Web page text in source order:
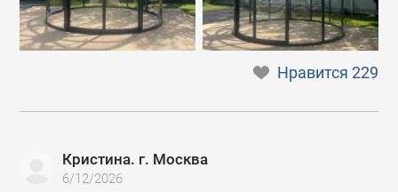
Нравится229
Кристина. г. Москва
6/12/2026